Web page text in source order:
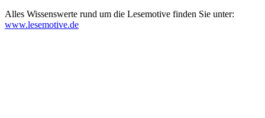
Alles Wissenswerte rund um die Lesemotive finden Sie unter:
www.lesemotive.de